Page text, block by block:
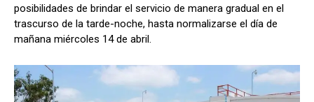
posibilidades de brindar el servicio de manera gradual en el
trascurso de la tarde-noche, hasta normalizarse el día de
mañana miércoles 14 de abril.